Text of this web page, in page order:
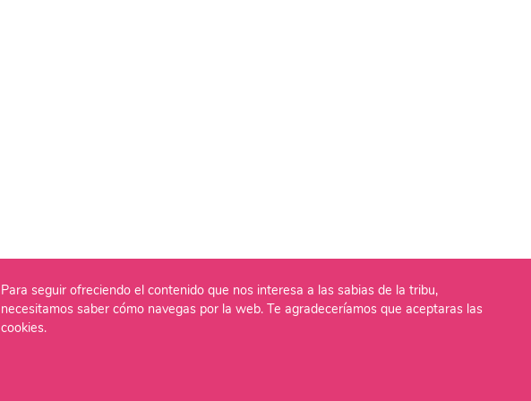
Para seguir ofreciendo el contenido que nos interesa a las sabias de la tribu,
necesitamos saber cómo navegas por la web. Te agradeceríamos que aceptaras las
cookies.